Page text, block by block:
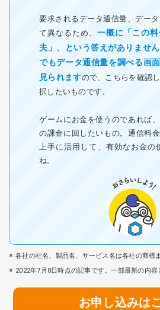
要求されるデータ通信量、デー
て異なるため、 一概に「この
夫」、という答えがありませ
でもデータ通信量を調べる画
見られますので、こちらを確認
択したいものです。
ゲームにお金を使うのであれば
の課金に回したいもの。通信料
上手に活用して、有効なお金
ね。
各社の社名、製品名、サービス名は各社の商標
2022年7月8日時点の記事です。一部最新の内容
お申し込みは